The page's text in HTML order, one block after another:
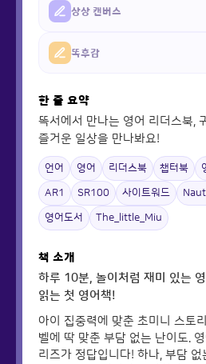
상상 캔버스
똑후감
한 줄 요약
똑서에서 만나는 영어 리더스북,
즐거운 일상을 만나봐요!
언어 영어 리더스북 챕터북
AR1 SR100 사이트워드
영어도서 The_little_Miu
책 소개
하루 10분, 놀이처럼 재미 있는
읽는 첫 영어책!
아이 집중력에 맞춘 초미니 스토
벨에 딱 맞춘 부담 없는 난이도.
리즈가 정답입니다! 하나, 부담